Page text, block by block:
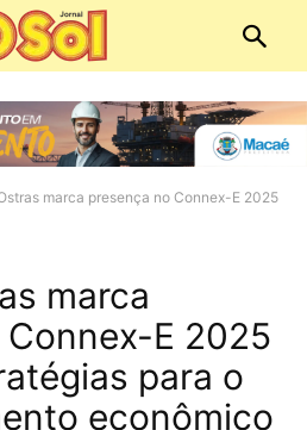
marca presença no Connex-E 2025
marca
E 2025
para o
econômico